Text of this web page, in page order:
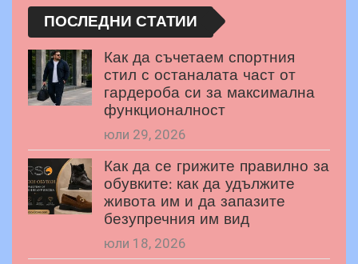
ПОСЛЕДНИ СТАТИИ
Как да съчетаем спортния
стил с останалата част от
гардероба си за максимална
функционалност
юли 29, 2026
Как да се грижите правилно за
обувките: как да удължите
живота им и да запазите
безупречния им вид
юли 18, 2026